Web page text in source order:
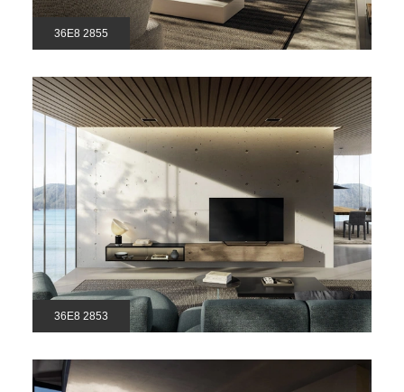
36E8 2855
36E8 2853